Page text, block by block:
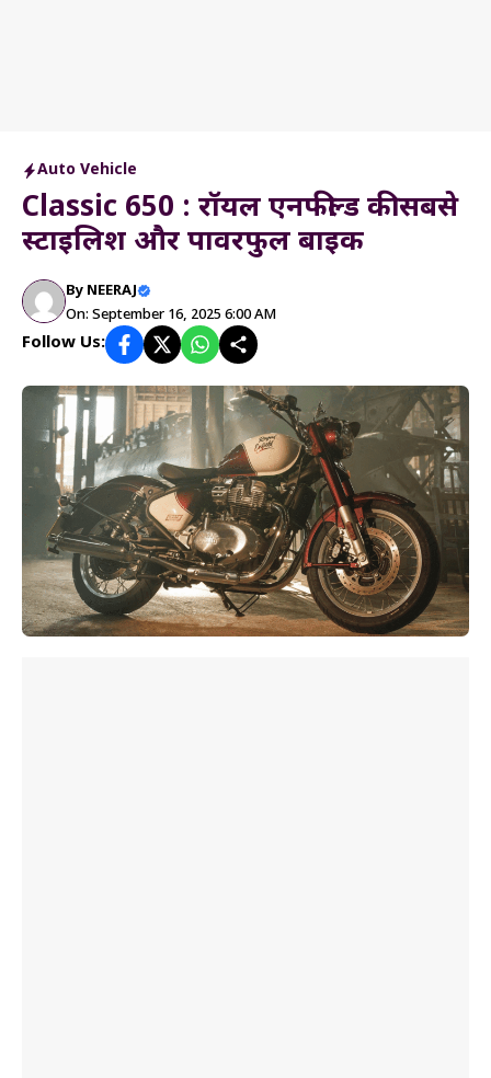
Auto Vehicle
Classic 650 : रॉयल एनफील्ड की सबसे
स्टाइलिश और पावरफुल बाइक
By NEERAJ
On: September 16, 2025 6:00 AM
Follow Us: